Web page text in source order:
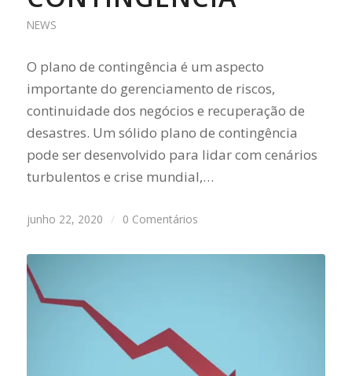
NEWS
O plano de contingência é um aspecto
importante do gerenciamento de riscos,
continuidade dos negócios e recuperação de
desastres. Um sólido plano de contingência
pode ser desenvolvido para lidar com cenários
turbulentos e crise mundial,…
junho 22, 2020 / 0 Comentários